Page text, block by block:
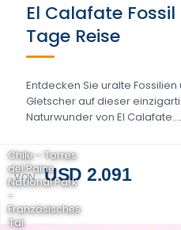
El Calafate
Tage Reise
Entdecken Sie uralte
Gletscher auf dieser
Naturwunder von El Calafate....
VON USD 2.091
Chile - Torres
del Paine
National Park
-
Französisches
Tal